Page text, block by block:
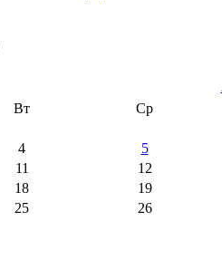
Вт Ср
4
5
11
12
18
19
25
26